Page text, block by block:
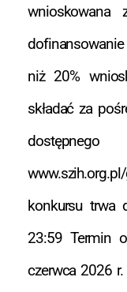
wnioskowana
niż 20%
składać za
konkursu trwa
23:59 Termin
czerwca 2026 r.